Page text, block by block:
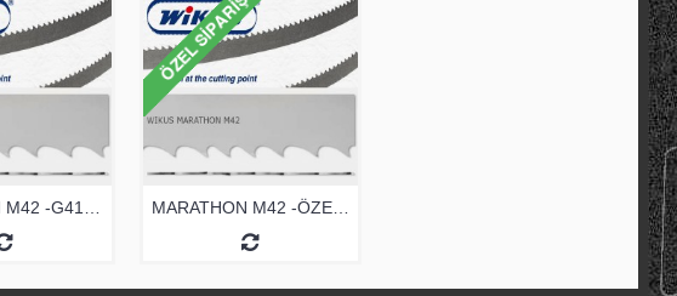
MARATHON M42 -G41 ŞERİT TESTERE MARATHON M42 -ÖZEL-ŞERİT TESTERE